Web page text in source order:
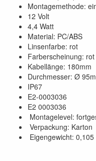
Montagemethode:
12 Volt
4,4 Watt
Material: PC/ABS
Linsenfarbe: rot
Farberscheinung: rot
Kabellänge: 180mm
Durchmesser: Ø
IP67
E2-0003036
E2 0003036
Montagelevel:
Verpackung: Karton
Eigengewicht: 0,105